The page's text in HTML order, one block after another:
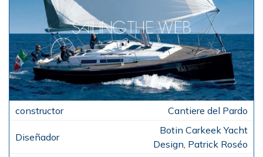
Cantiere del Pardo
Botin Carkeek Yacht
Design, Patrick Roséo